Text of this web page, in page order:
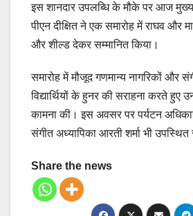
इस शानदार उपलब्धि के मौके पर आज मुख्य
पीएन दीक्षित ने एक समारोह में राघव और
और शील्ड देकर सम्मानित किया।
समारोह में मौजूद गणमान्य नागरिकों और
विद्यार्थियों के हुनर की सराहना करते हुए
कामना की। इस अवसर पर पर्यटन
संगीत अध्यापिका आरती शर्मा भी उपस्थित
Share the news